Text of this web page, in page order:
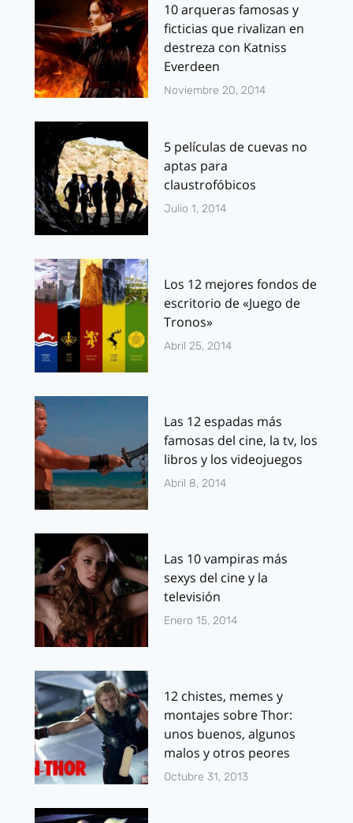
10 arqueras famosas y
ficticias que rivalizan en
destreza con Katniss
Everdeen
Noviembre 20, 2014
5 películas de cuevas no
aptas para
claustrofóbicos
Julio 1, 2014
Los 12 mejores fondos de
escritorio de «Juego de
Tronos»
Abril 25, 2014
Las 12 espadas más
famosas del cine, la tv, los
libros y los videojuegos
Abril 8, 2014
Las 10 vampiras más
sexys del cine y la
televisión
Enero 15, 2014
12 chistes, memes y
montajes sobre Thor:
unos buenos, algunos
malos y otros peores
Octubre 31, 2013